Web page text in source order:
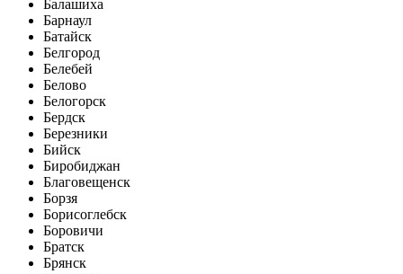
Балашиха
Барнаул
Батайск
Белгород
Белебей
Белово
Белогорск
Бердск
Березники
Бийск
Биробиджан
Благовещенск
Борзя
Борисоглебск
Боровичи
Братск
Брянск